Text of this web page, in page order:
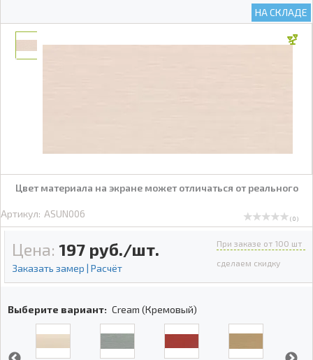
НА СКЛАДЕ
Цвет материала на экране может отличаться от реального
Артикул: ASUN006 ( 0 )
Цена: 197 руб./шт.
Заказать замер | Расчёт
При заказе от 100 шт
сделаем скидку
Выберите вариант: Cream (Кремовый)